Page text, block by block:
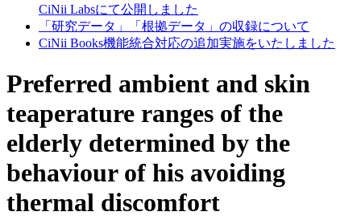
CiNii Labsにて公開しました
「研究データ」「根拠データ」の収録について
CiNii Books機能統合対応の追加実施をいたしました
Preferred ambient and skin
teaperature ranges of the
elderly determined by the
behaviour of his avoiding
thermal discomfort